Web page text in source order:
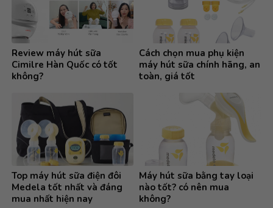
Review máy hút sữa
Cimilre Hàn Quốc có tốt
không?
Cách chọn mua phụ kiện
máy hút sữa chính hãng, an
toàn, giá tốt
Top máy hút sữa điện đôi
Medela tốt nhất và đáng
mua nhất hiện nay
Máy hút sữa bằng tay loại
nào tốt? có nên mua
không?